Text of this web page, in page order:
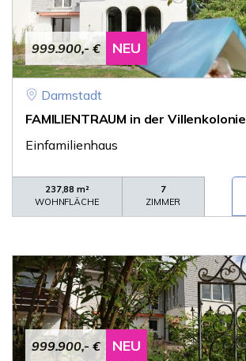
999.900,- € NEU
Darmstadt
FAMILIENTRAUM in der Villenkolonie
Einfamilienhaus
237,88 m²
WOHNFLÄCHE
7
ZIMMER
999.900,- € NEU